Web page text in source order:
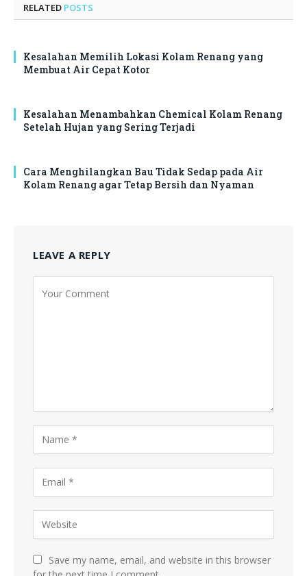
RELATED POSTS
Kesalahan Memilih Lokasi Kolam Renang yang
Membuat Air Cepat Kotor
Kesalahan Menambahkan Chemical Kolam Renang
Setelah Hujan yang Sering Terjadi
Cara Menghilangkan Bau Tidak Sedap pada Air
Kolam Renang agar Tetap Bersih dan Nyaman
LEAVE A REPLY
Save my name, email, and website in this browser